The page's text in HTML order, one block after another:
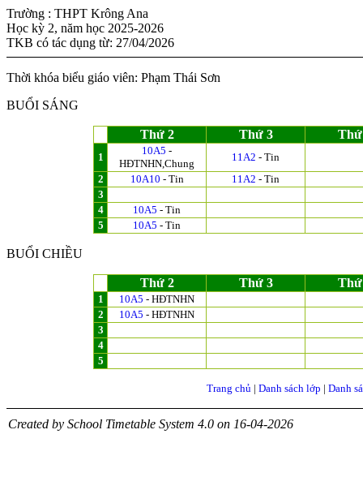
Trường : THPT Krông Ana
Học kỳ 2, năm học 2025-2026
TKB có tác dụng từ: 27/04/2026
Thời khóa biểu giáo viên: Phạm Thái Sơn
BUỔI SÁNG
Thứ 2 Thứ 3 Thứ
1
10A5 -
HĐTNHN,Chung
11A2 - Tin
2
10A10 - Tin 11A2 - Tin
3
4
10A5 - Tin
5
10A5 - Tin
BUỔI CHIỀU
Thứ 2 Thứ 3 Thứ
1 10A5 - HĐTNHN
2
10A5 - HĐTNHN
3
4
5
Trang chủ| Danh sách lớp | Danh
Created by School Timetable System 4.0 on 16-04-2026